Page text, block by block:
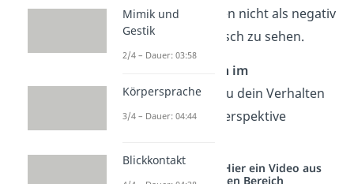
hilft, ein Verhalten nicht als negativ
oder problematisch zu sehen.
3 Annahmen im
Hinterkopfkannst du dein Verhalten
aus einer anderen Perspektive
Studyflix vernetzt: Hier ein Video aus
einem anderen Bereich
Mimik und
Gestik
2/4 – Dauer: 03:58
Körpersprache
3/4 – Dauer: 04:44
Blickkontakt